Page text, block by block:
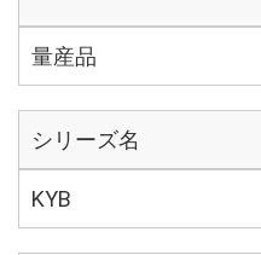
量産品
シリーズ名
KYB